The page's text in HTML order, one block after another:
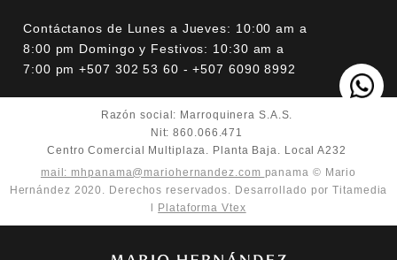
Contáctanos de Lunes a Jueves: 10:00 am a
8:00 pm Domingo y Festivos: 10:30 am a
7:00 pm +507 302 53 60 - +507 6090 8992
Razón social: Marroquinera S.A.S.
Nit: 860.066.471
Centro Comercial Multiplaza. Planta Baja. Local A232
mail: mhpanama@mariohernandez.com panama © Mario
Hernández 2020. Derechos reservados. Desarrollado por Titamedia
Plataforma Vtex